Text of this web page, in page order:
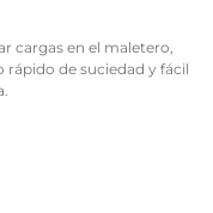
cargas en el maletero,
rápido de suciedad y fácil
el certificado TÜV